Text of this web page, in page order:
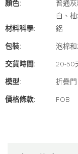
顏色:
普通
白、
材料科學:
鋁
包裝: 泡棉
交貨時間: 20-50
模型: 折疊門
價格條款: FOB